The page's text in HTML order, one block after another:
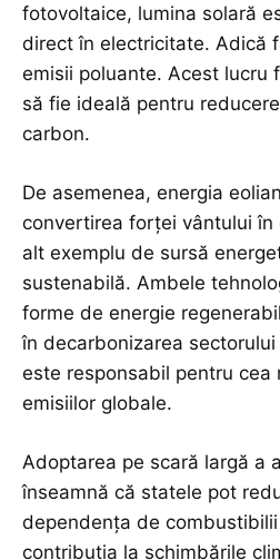
fotovoltaice, lumina solară
direct în electricitate. Adică
emisii poluante. Acest lucru
să fie ideală pentru
carbon.
De asemenea, energia
convertirea forței vântului
alt exemplu de sursă
sustenabilă. Ambele
forme de energie
în decarbonizarea
este responsabil pentru cea
emisiilor globale.
Adoptarea pe scară largă a
înseamnă că statele pot
dependența de
contribuția la schimbările